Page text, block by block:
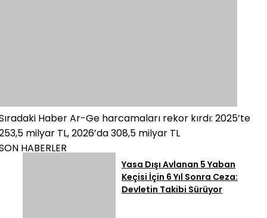
HaberAr-Ge harcamaları rekor kırdı: 2025’te
milyar TL, 2026’da 308,5 milyar TL
HABERLER
Yasa Dışı Avlanan 5 Yaban
Keçisi İçin 6 Yıl Sonra Ceza:
Devletin Takibi Sürüyor